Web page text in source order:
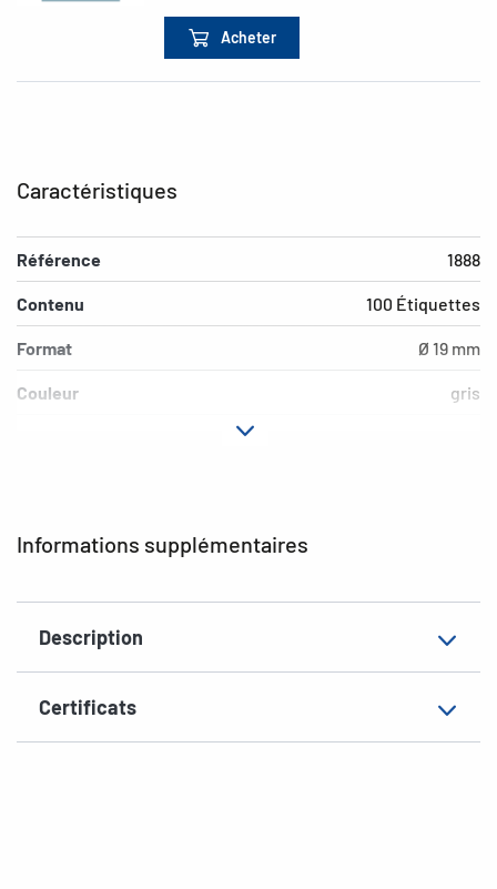
Acheter
Informations supplémentaires
Description
Certificats
Caractéristiques
Référence 1888
Contenu 100 Étiquettes
Format Ø 19 mm
Couleur gris